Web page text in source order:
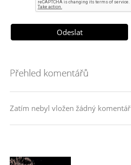
Přehled komentářů
Zatím nebyl vložen žádný komentář